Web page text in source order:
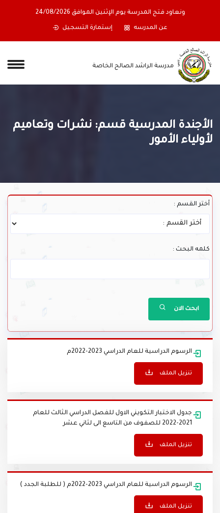
ونعاود فتح المدرسة يوم الإثنين الموافق 24/08/2026
الأجندة المدرسية قسم: نشرات وتعاميم
أختر القسم :
كلمه البحث :
ابحث الان
الرسوم الدراسية للعام الدراسي 2023-2022م
تنزيل الملف
جدول الاختبار التكويني الاول للفصل الدراسي الثالث للعام
2021-2022 للصفوف من التاسع الى لثاني عشر
تنزيل الملف
الرسوم الدراسية للعام الدراسي 2023-2022م ( للطلبة الجدد )